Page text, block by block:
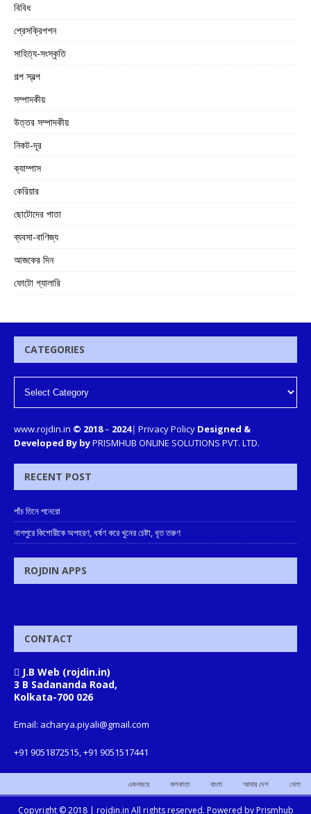
বিবিধ
প্রেসক্রিপশন
সাহিত্য-সংস্কৃতি
গল্প স্বল্প
সম্পাদকীয়
উত্তর সম্পাদকীয়
নিকট-দূর
ক্যাম্পাস
কেরিয়ার
ছোটোদের পাতা
ব্যবসা-বাণিজ্য
আজকের দিন
ফোটো গ্যালারি
CATEGORIES
www.rojdin.in © 2018– 2024| Privacy Policy Designed &
Developed By byPRISMHUB ONLINE SOLUTIONS PVT. LTD.
RECENT POST
পাঁচ তিনে পনেরো
নাগপুরে কিশোরীকে অপহরণ, ধর্ষণ করে খুনের চেষ্টা, ধৃত তরুণ
ROJDIN APPS
CONTACT
J.B Web (rojdin.in)
3 B Sadananda Road,
Kolkata-700 026
Email: acharya.piyali@gmail.com
+91 9051872515, +91 9051517441
একনজরে কলকাতা বাংলা আমার দেশ খেলা
Copyright © 2018 | rojdin.in All rights reserved. Powered by Prismhub